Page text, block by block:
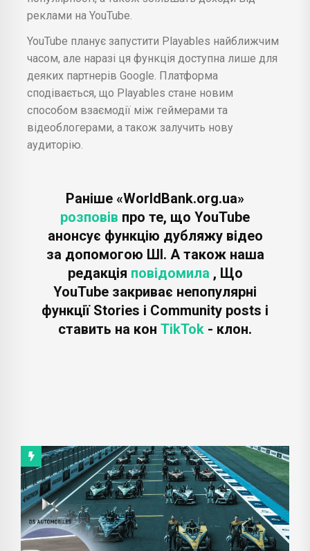
реклами на YouTube.
YouTube планує запустити Playables найближчим
часом, але наразі ця функція доступна лише для
деяких партнерів Google. Платформа
сподівається, що Playables стане новим
способом взаємодії між геймерами та
відеоблогерами, а також залучить нову
аудиторію.
Раніше «WorldBank.org.ua»
розповів про те, що YouTube
анонсує функцію дубляжу відео
за допомогою ШІ. А також наша
редакція повідомила , Що
YouTube закриває непопулярні
функції Stories і Community posts і
ставить на кон TikTok - клон.